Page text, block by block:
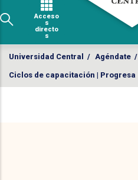
Acceso
s
directo
s
Universidad Central / Agéndate /
Ciclos de capacitación | Progresa